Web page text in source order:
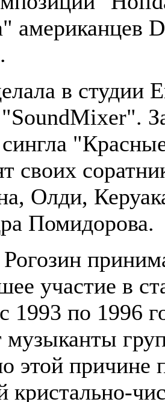
американцев
в студии
"SoundMixer".
своих
Олди,
Помидорова.
участие в
1993 по 1996
музыканты
этой причине
кристально-